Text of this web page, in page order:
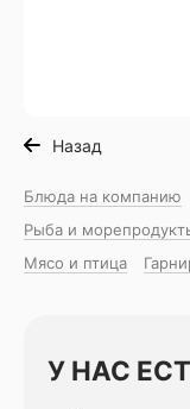
Назад
Блюда на компанию
Рыба и
Мясо и птица
У НАС